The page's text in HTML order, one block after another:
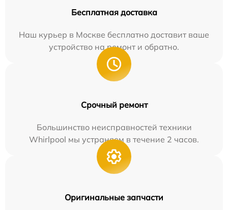
Бесплатная доставка
Наш курьер в Москве бесплатно доставит ваше
устройство на ремонт и обратно.
Срочный ремонт
Большинство неисправностей техники
Whirlpool мы устраняем в течение 2 часов.
Оригинальные запчасти